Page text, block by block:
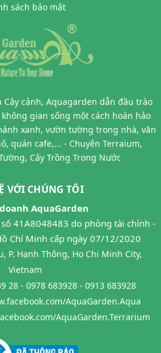
sách bảo mật
cảnh, Aquagarden dẫn đầu trào
gian sống một cách hoàn hảo
xanh, vườn tường trong nhà, văn
quán cafe,... - Chuyên Terraium,
Cây Trồng Trong Nước
VỚI CHÚNG TÔI
AquaGarden
41A8048483 do phòng tài chính -
Chí Minh cấp ngày 07/12/2020
P. Hạnh Thông, Ho Chi Minh City,
Vietnam
28 - 0978 683928 - 0913 683928
AquaGarden.Aqua
AquaGarden.Terrarium